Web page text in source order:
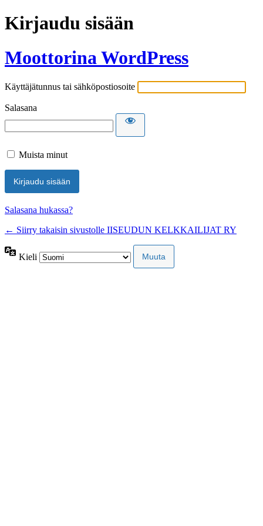
Kirjaudu sisään
Moottorina WordPress
Käyttäjätunnus tai sähköpostiosoite
Salasana
Muista minut
Salasana hukassa?
← Siirry takaisin sivustolle IISEUDUN KELKKAILIJAT RY
Kieli